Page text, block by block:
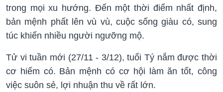
trong mọi xu hướng. Đến một thời điểm nhất định,
bản mệnh phất lên vù vù, cuộc sống giàu có, sung
túc khiến nhiều người ngưỡng mộ.
Tử vi tuần mới (27/11 - 3/12), tuổi Tý nắm được thời
cơ hiếm có. Bản mệnh có cơ hội làm ăn tốt, công
việc suôn sẻ, lợi nhuận thu về rất lớn.